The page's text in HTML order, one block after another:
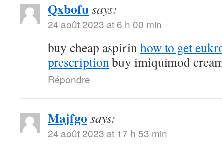
Qxbofusays:
24 août 2023 at 6 h 00 min
buy cheap aspirinhow to get
prescriptionbuy imiquimod
Répondre
Majfgo says:
24 août 2023 at 17 h 53 min